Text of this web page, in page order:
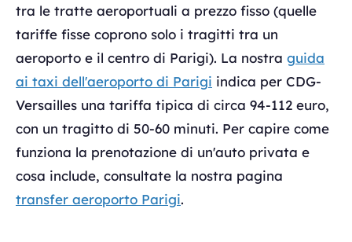
tra le tratte aeroportuali a prezzo fisso (quelle
tariffe fisse coprono solo i tragitti tra un
aeroporto e il centro di Parigi). La nostra guida
ai taxi dell'aeroporto di Parigi indica per CDG-
Versailles una tariffa tipica di circa 94-112 euro,
con un tragitto di 50-60 minuti. Per capire come
funziona la prenotazione di un'auto privata e
cosa include, consultate la nostra pagina
transfer aeroporto Parigi.